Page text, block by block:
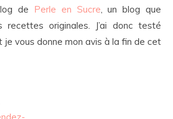
de Perle en Sucre, un blog que
recettes originales. J’ai donc testé
je vous donne mon avis à la fin de cet